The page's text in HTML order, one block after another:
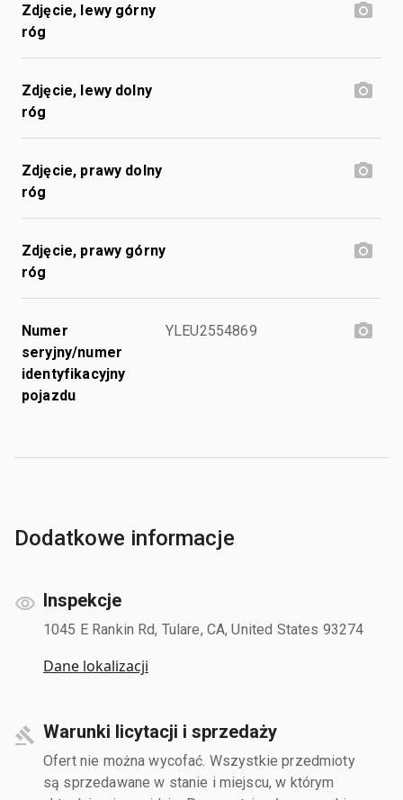
Zdjęcie, lewy górny
róg
Zdjęcie, lewy dolny
róg
Zdjęcie, prawy dolny
róg
Zdjęcie, prawy górny
róg
Numer
seryjny/numer
identyfikacyjny
pojazdu
YLEU2554869
Dodatkowe informacje
Inspekcje
1045 E Rankin Rd, Tulare, CA, United States 93274
Dane lokalizacji
Warunki licytacji i sprzedaży
Ofert nie można wycofać. Wszystkie przedmioty
są sprzedawane w stanie i miejscu, w którym